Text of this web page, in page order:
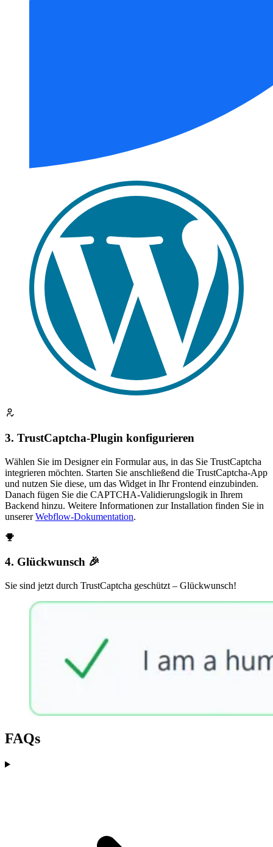
3. TrustCaptcha-Plugin konfigurieren
Wählen Sie im Designer ein Formular aus, in das Sie TrustCaptcha
integrieren möchten. Starten Sie anschließend die TrustCaptcha-App
und nutzen Sie diese, um das Widget in Ihr Frontend einzubinden.
Danach fügen Sie die CAPTCHA-Validierungslogik in Ihrem
Backend hinzu. Weitere Informationen zur Installation finden Sie in
unsererWebflow-Dokumentation.
4. Glückwunsch 🎉
Sie sind jetzt durch TrustCaptcha geschützt – Glückwunsch!
FAQs